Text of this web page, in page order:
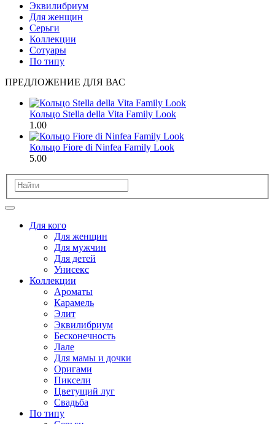
Эквилибриум
Для женщин
Серьги
Коллекции
Сотуары
По типу
ПРЕДЛОЖЕНИЕ ДЛЯ ВАС
Кольцо Stella della Vita Family Look
1.00
Кольцо Fiore di Ninfea Family Look
5.00
Для кого
Для женщин
Для мужчин
Для детей
Унисекс
Коллекции
Ароматы
Карамель
Элит
Эквилибриум
Бесконечность
Лале
Для мамы и дочки
Оригами
Пиксели
Цветущий луг
Свадьба
По типу